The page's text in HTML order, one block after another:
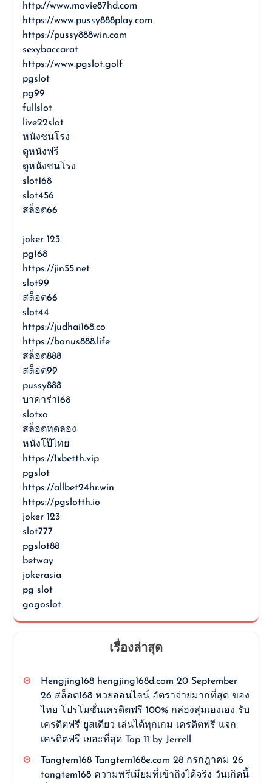
http://www.movie87hd.com
https://www.pussy888play.com
https://pussy888win.com
sexybaccarat
https://www.pgslot.golf
pgslot
pg99
fullslot
live22slot
หนังชนโรง
ดูหนังฟรี
ดูหนังชนโรง
slot168
slot456
สล็อต66
joker 123
pg168
https://jin55.net
slot99
สล็อต66
slot44
https://judhai168.co
https://bonus888.life
สล็อต888
สล็อต99
pussy888
บาคาร่า168
slotxo
สล็อตทดลอง
หนังโป๊ไทย
https://1xbetth.vip
pgslot
https://allbet24hr.win
https://pgslotth.io
joker 123
slot777
pgslot88
betway
jokerasia
pg slot
gogoslot
เรื่องล่าสุด
Hengjing168 hengjing168d.com 20 September
26 สล็อต168 หวยออนไลน์ อัตราจ่ายมากที่สุด ของ
ไทย โปรโมชั่นเครดิตฟรี 100% กล่องสุ่มเฮงเฮง รับ
เครดิตฟรี ยูสเดียว เล่นได้ทุกเกม เครดิตฟรี แจก
เครดิตฟรี เยอะที่สุด Top 11 by Jerrell
Tangtem168 Tangtem168e.com 28 กรกฎาคม 26
tangtem168 ความพรีเมียมที่เข้าถึงได้จริง วันเกิดนี้